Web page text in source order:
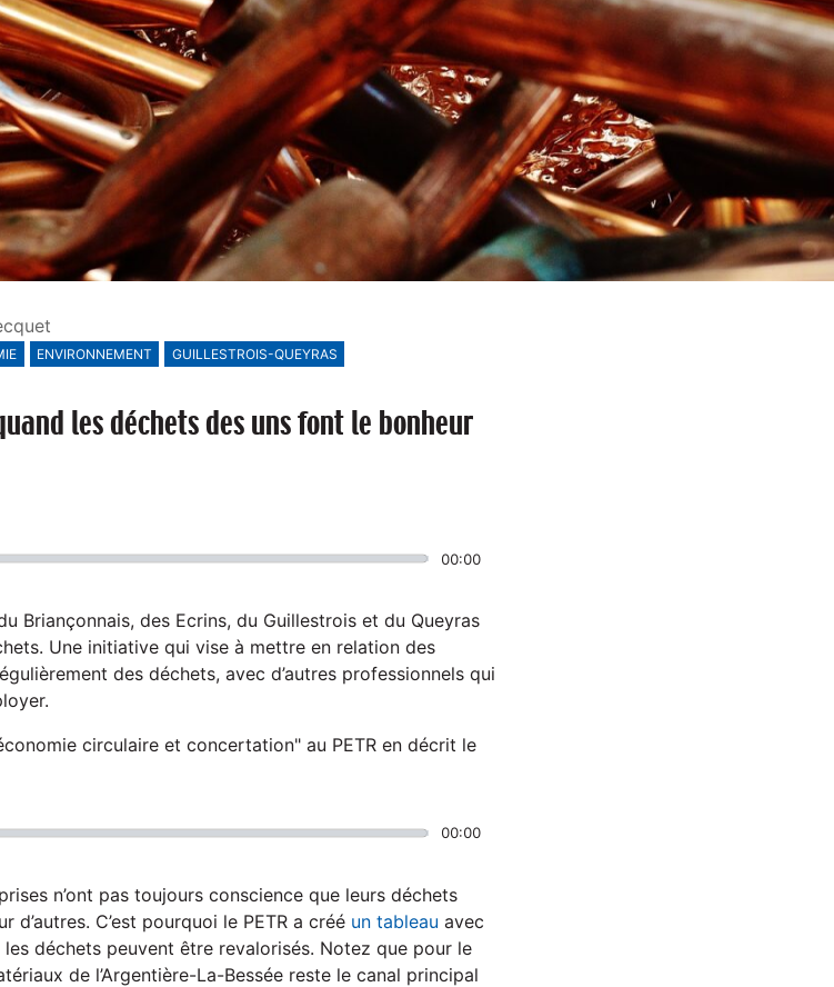
ENVIRONNEMENT GUILLESTROIS-QUEYRAS
les déchets des uns font le bonheur
00:00
Briançonnais, des Ecrins, du Guillestrois et du Queyras
Une initiative qui vise à mettre en relation des
des déchets, avec d’autres professionnels qui
circulaire et concertation" au PETR en décrit le
00:00
n’ont pas toujours conscience que leurs déchets
C’est pourquoi le PETR a créé un tableau avec
déchets peuvent être revalorisés. Notez que pour le
de l’Argentière-La-Bessée reste le canal principal